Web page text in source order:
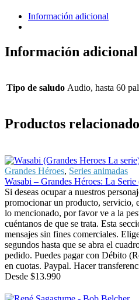
Información adicional
Información adicional
Tipo de saludo Audio, hasta 60
Productos
Grandes Héroes, Series animadas
Wasabi – Grandes Héroes: La
Si deseas ocupar a nuestros
promocionar un producto, servicio,
lo mencionado, por favor ve a la
cuéntanos de que se trata. Esta
mensajes sin fines comerciales.
segundos hasta que se abra el
pedido. Puedes pagar con Débito
en cuotas. Paypal. Hacer
Desde $13.990